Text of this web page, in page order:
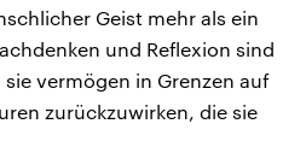
Geist mehr als ein
und Reflexion sind
vermögen in Grenzen auf
zurückzuwirken, die sie